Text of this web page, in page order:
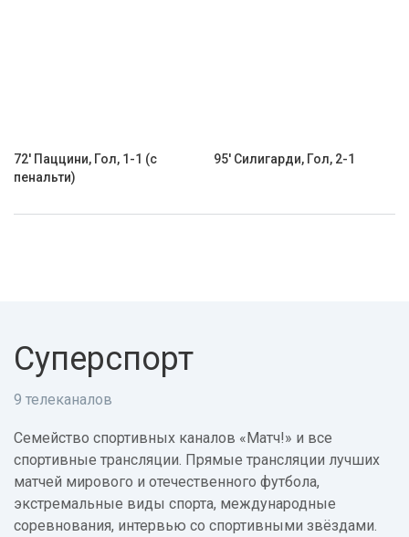
72' Паццини, Гол, 1-1 (с
пенальти)
95' Силигарди, Гол, 2-1
Суперспорт
9 телеканалов
Семейство спортивных каналов «Матч!» и все
спортивные трансляции. Прямые трансляции лучших
матчей мирового и отечественного футбола,
экстремальные виды спорта, международные
соревнования, интервью со спортивными звёздами.